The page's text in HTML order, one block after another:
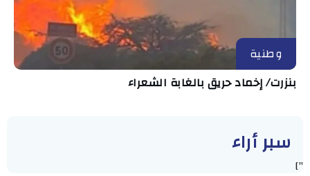
وطنية
بنزرت/ إخماد حريق بالغابة الشعراء
سبر أراء
"]